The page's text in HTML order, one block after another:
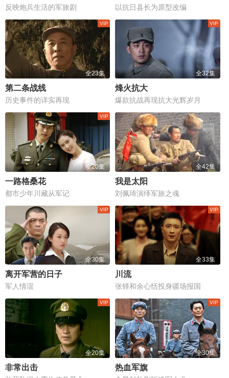
反映炮兵生活的军旅剧 以抗日县长为原型改编
全23集
第二条战线
历史事件的详实再现
全32集
烽火抗大
爆款抗战再现抗大光辉岁月
全20集
一路格桑花
都市少年川藏从军记
全42集
我是太阳
刘佩琦演绎军旅之魂
全30集
离开军营的日子
军人情谊
全33集
川流
张铎和余心恬投身疆场报国
全20集
非常出击
全30集
热血军旗